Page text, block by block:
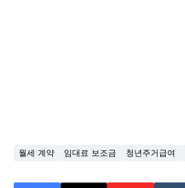
월세 계약 임대료 보조금 청년주거급여